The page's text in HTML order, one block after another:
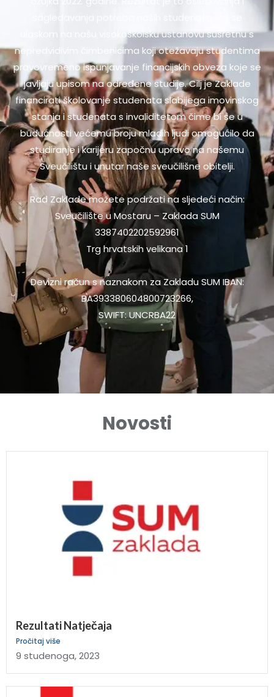
ulaskom na našu visokoškolsku ustanovu susretnu s
nepredvidivim čimbenicima koji otežavaju studentima
pravovremeno ispunjavanje financijskih obveza koje se
javljaju upisom na određene studije. Cilj je Zaklade
financirati školovanje studenata slabijega imovinskog
stanja i studenata s invaliditetom čime bi se u
budućnosti većemu broju mladih ljudi omogućilo da
studiranje i karijeru započnu upravo na našemu
Sveučilištu i unutar naše sveučilišne obitelji.
Rad Zaklade možete podržati na sljedeći način:
Sveučilište u Mostaru – Zaklada SUM
3387402202592961
Trg hrvatskih velikana 1
Devizni račun s naznakom za Zakladu SUM IBAN:
BA393380604800723266,
SWIFT: UNCRBA22
Novosti
Rezultati Natječaja
Pročitaj više
9 studenoga, 2023